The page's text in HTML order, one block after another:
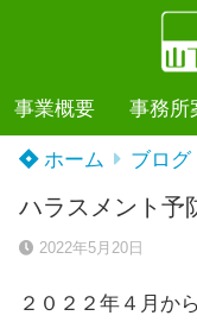
事業概要 事務所
ホーム ブログ
ハラスメント予
2022年5月20日
２０２２年４月か